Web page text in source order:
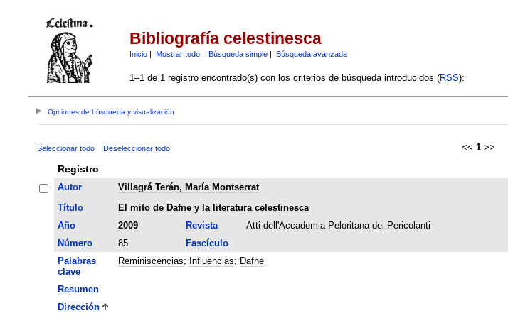
Bibliografía celestinesca
Inicio| Mostrar todo| Búsqueda simple| Búsqueda avanzada
1–1 de 1 registro encontrado(s) con los criterios de búsqueda introducidos (RSS):
Opciones de búsqueda y visualización
Seleccionar todo Deseleccionar todo << 1 >>
Registro
Autor
Villagrá Terán, María Montserrat
Título
El mito de Dafne y la literatura celestinesca
Año
2009 Revista Atti dell'Accademia Peloritana dei Pericolanti
Número
85 Fascículo
Palabras
clave
Reminiscencias; Influencias; Dafne
Resumen
Dirección